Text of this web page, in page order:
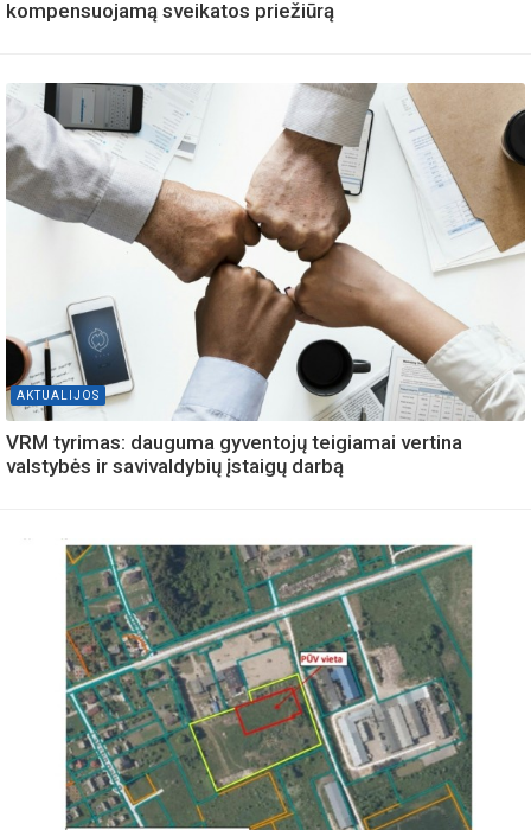
kompensuojamą sveikatos priežiūrą
AKTUALIJOS
VRM tyrimas: dauguma gyventojų teigiamai vertina
valstybės ir savivaldybių įstaigų darbą